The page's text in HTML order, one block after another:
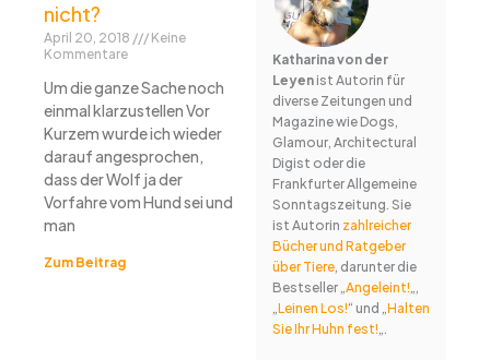
nicht?
April 20, 2018
Keine
Kommentare
Um die ganze Sache noch
einmal klarzustellen Vor
Kurzem wurde ich wieder
darauf angesprochen,
dass der Wolf ja der
Vorfahre vom Hund sei und
man
Zum Beitrag
Katharina von der
Leyenist Autorin für
diverse Zeitungen und
Magazine wie Dogs,
Glamour, Architectural
Digist oder die
Frankfurter Allgemeine
Sonntagszeitung. Sie
ist Autorin zahlreicher
Bücher und Ratgeber
über Tiere, darunter die
Bestseller „ Angeleint!
Leinen Los!“ und „ Halten
Sie Ihr Huhn fest!